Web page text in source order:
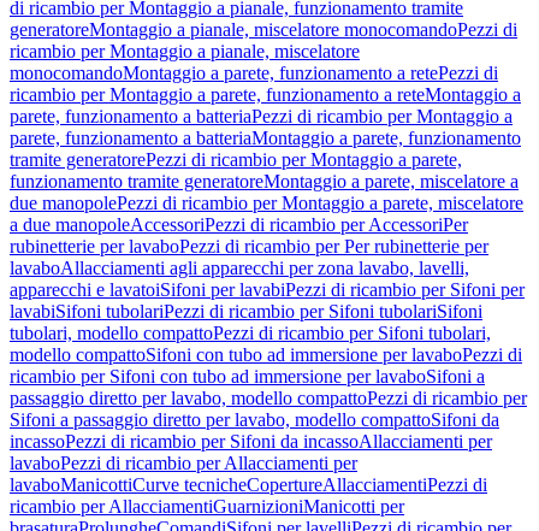
di ricambio per Montaggio a pianale, funzionamento tramite
generatoreMontaggio a pianale, miscelatore monocomandoPezzi di
ricambio per Montaggio a pianale, miscelatore
monocomandoMontaggio a parete, funzionamento a retePezzi di
ricambio per Montaggio a parete, funzionamento a reteMontaggio a
parete, funzionamento a batteriaPezzi di ricambio per Montaggio a
parete, funzionamento a batteriaMontaggio a parete, funzionamento
tramite generatorePezzi di ricambio per Montaggio a parete,
funzionamento tramite generatoreMontaggio a parete, miscelatore a
due manopolePezzi di ricambio per Montaggio a parete, miscelatore
a due manopoleAccessoriPezzi di ricambio per AccessoriPer
rubinetterie per lavaboPezzi di ricambio per Per rubinetterie per
lavaboAllacciamenti agli apparecchi per zona lavabo, lavelli,
apparecchi e lavatoiSifoni per lavabiPezzi di ricambio per Sifoni per
lavabiSifoni tubolariPezzi di ricambio per Sifoni tubolariSifoni
tubolari, modello compattoPezzi di ricambio per Sifoni tubolari,
modello compattoSifoni con tubo ad immersione per lavaboPezzi di
ricambio per Sifoni con tubo ad immersione per lavaboSifoni a
passaggio diretto per lavabo, modello compattoPezzi di ricambio per
Sifoni a passaggio diretto per lavabo, modello compattoSifoni da
incassoPezzi di ricambio per Sifoni da incassoAllacciamenti per
lavaboPezzi di ricambio per Allacciamenti per
lavaboManicottiCurve tecnicheCopertureAllacciamentiPezzi di
ricambio per AllacciamentiGuarnizioniManicotti per